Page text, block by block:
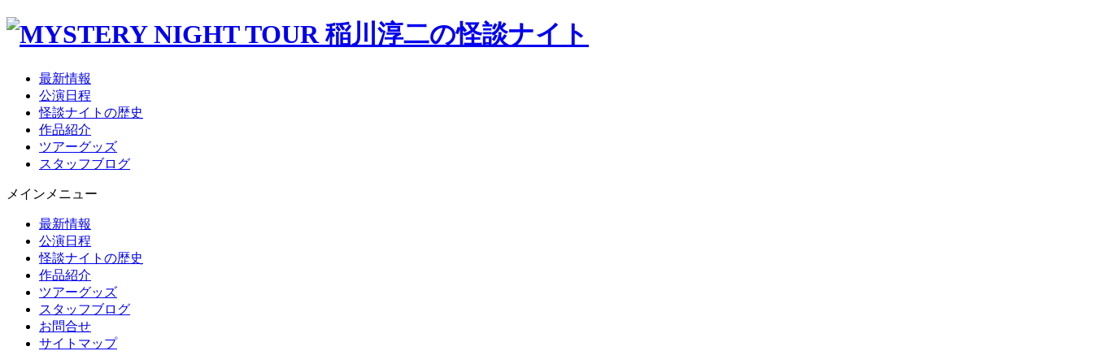
最新情報
公演日程
怪談ナイトの歴史
作品紹介
ツアーグッズ
スタッフブログ
メインメニュー
最新情報
公演日程
怪談ナイトの歴史
作品紹介
ツアーグッズ
スタッフブログ
お問合せ
サイトマップ